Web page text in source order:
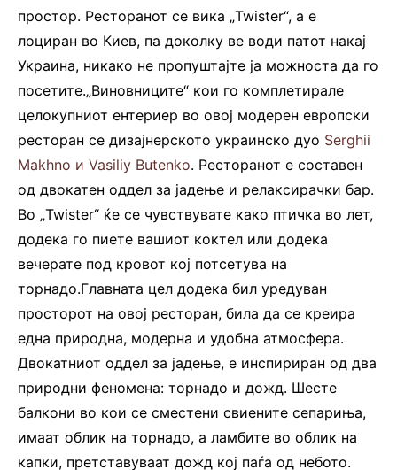
простор. Ресторанот се вика „Twister“, а е
лоциран во Киев, па доколку ве води патот накај
Украина, никако не пропуштајте ја можноста да го
посетите.„Виновниците“ кои го комплетирале
целокупниот ентериер во овој модерен европски
ресторан се дизајнерското украинско дуо Serghii
Makhno и Vasiliy Butenko. Ресторанот е составен
од двокатен оддел за јадење и релаксирачки бар.
Во „Twister“ ќе се чувствувате како птичка во лет,
додека го пиете вашиот коктел или додека
вечерате под кровот кој потсетува на
торнадо.Главната цел додека бил уредуван
просторот на овој ресторан, била да се креира
една природна, модерна и удобна атмосфера.
Двокатниот оддел за јадење, е инспириран од два
природни феномена: торнадо и дожд. Шесте
балкони во кои се сместени свиените сепариња,
имаат облик на торнадо, а ламбите во облик на
капки, претставуваат дожд кој паѓа од небото.